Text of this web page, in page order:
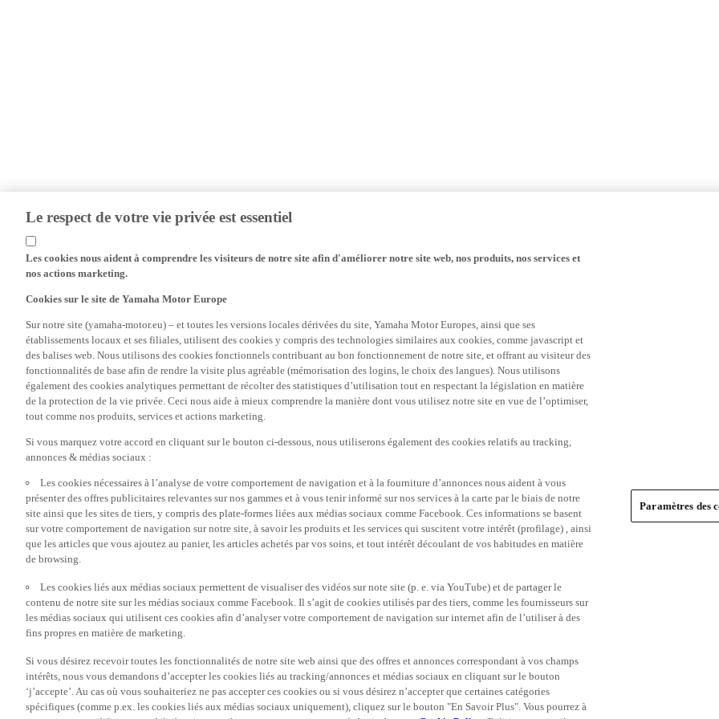
Le respect de votre vie privée est essentiel
Les cookies nous aident à comprendre les visiteurs de notre site afin d'améliorer notre site web, nos produits, nos services et
nos actions marketing.
Cookies sur le site de Yamaha Motor Europe
Sur notre site (yamaha-motor.eu) – et toutes les versions locales dérivées du site, Yamaha Motor Europes, ainsi que ses
établissements locaux et ses filiales, utilisent des cookies y compris des technologies similaires aux cookies, comme javascript et
des balises web. Nous utilisons des cookies fonctionnels contribuant au bon fonctionnement de notre site, et offrant au visiteur des
fonctionnalités de base afin de rendre la visite plus agréable (mémorisation des logins, le choix des langues). Nous utilisons
également des cookies analytiques permettant de récolter des statistiques d’utilisation tout en respectant la législation en matière
de la protection de la vie privée. Ceci nous aide à mieux comprendre la manière dont vous utilisez notre site en vue de l’optimiser,
tout comme nos produits, services et actions marketing.
Si vous marquez votre accord en cliquant sur le bouton ci-dessous, nous utiliserons également des cookies relatifs au tracking,
annonces & médias sociaux :
Les cookies nécessaires à l’analyse de votre comportement de navigation et à la fourniture d’annonces nous aident à vous
présenter des offres publicitaires relevantes sur nos gammes et à vous tenir informé sur nos services à la carte par le biais de notre
site ainsi que les sites de tiers, y compris des plate-formes liées aux médias sociaux comme Facebook. Ces informations se basent
sur votre comportement de navigation sur notre site, à savoir les produits et les services qui suscitent votre intérêt (profilage) , ainsi
que les articles que vous ajoutez au panier, les articles achetés par vos soins, et tout intérêt découlant de vos habitudes en matière
de browsing.
Les cookies liés aux médias sociaux permettent de visualiser des vidéos sur note site (p. e. via YouTube) et de partager le
contenu de notre site sur les médias sociaux comme Facebook. Il s’agit de cookies utilisés par des tiers, comme les fournisseurs sur
les médias sociaux qui utilisent ces cookies afin d’analyser votre comportement de navigation sur internet afin de l’utiliser à des
fins propres en matière de marketing.
Si vous désirez recevoir toutes les fonctionnalités de notre site web ainsi que des offres et annonces correspondant à vos champs
intérêts, nous vous demandons d’accepter les cookies liés au tracking/annonces et médias sociaux en cliquant sur le bouton
‘j’accepte’. Au cas où vous souhaiteriez ne pas accepter ces cookies ou si vous désirez n’accepter que certaines catégories
spécifiques (comme p.ex. les cookies liés aux médias sociaux uniquement), cliquez sur le bouton "En Savoir Plus". Vous pourrez à
Paramètres des